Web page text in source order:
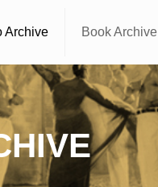
Archive Book Archive